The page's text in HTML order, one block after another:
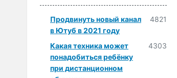
Продвинуть новый канал
в Ютуб в 2021 году
4821
Какая техника может
понадобиться ребёнку
при дистанционном
4303